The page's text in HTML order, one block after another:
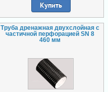
Купить
Труба дренажная двухслойная с
частичной перфорацией SN 8
460 мм